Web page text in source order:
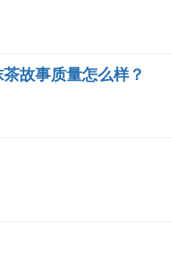
故事质量怎么样？